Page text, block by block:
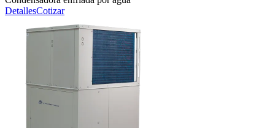
DetallesCotizar